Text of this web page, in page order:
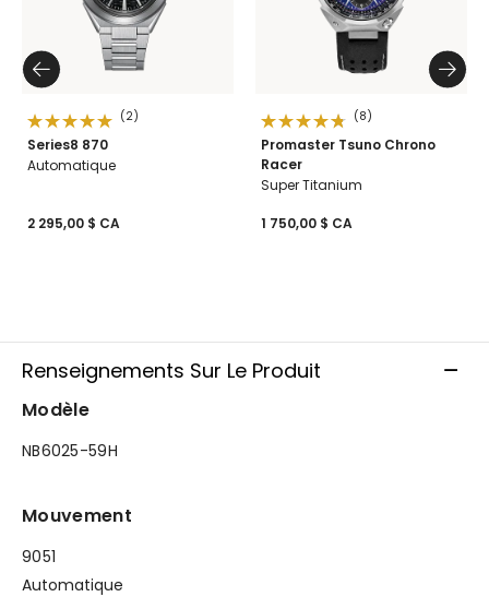
(2)
Series8 870
Automatique
2 295,00 $ CA
(8)
Promaster Tsuno Chrono
Racer
Super Titanium
1 750,00 $ CA
Renseignements Sur Le Produit
Modèle
NB6025-59H
Mouvement
9051
Automatique